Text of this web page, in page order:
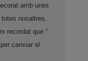
amb unes
nosaltres.
recordat que “
canviar el